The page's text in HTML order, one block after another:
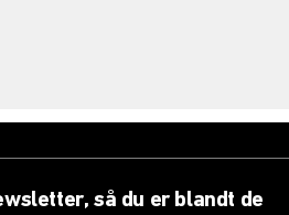
så du er blandt de